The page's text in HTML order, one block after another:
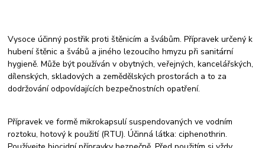
Vysoce účinný postřik proti štěnicím a švábům. Přípravek určený k
hubení štěnic a švábů a jiného lezoucího hmyzu při sanitární
hygieně. Může být používán v obytných, veřejných, kancelářských,
dílenských, skladových a zemědělských prostorách a to za
dodržování odpovídajících bezpečnostních opatření.
Přípravek ve formě mikrokapsulí suspendovaných ve vodním
roztoku, hotový k použití (RTU). Účinná látka: ciphenothrin.